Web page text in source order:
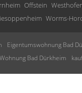
Offstein
Worms-
Eigentumswohnung Bad
Wohnung Bad Dürkheim